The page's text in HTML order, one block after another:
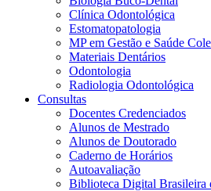
Clínica Odontológica
Estomatopatologia
MP em Gestão e Saúde
Materiais Dentários
Odontologia
Radiologia Odontológica
Consultas
Docentes Credenciados
Alunos de Mestrado
Alunos de Doutorado
Caderno de Horários
Autoavaliação
Biblioteca Digital Brasileira